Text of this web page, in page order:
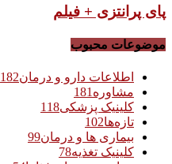
پای پرانتزی + فیلم
موضوعات محبوب
اطلاعات دارو و درمان182
مشاوره 181
کلینیک پزشکی118
تازه‌ها102
بیماری ها و درمان99
کلینیک تغذیه78